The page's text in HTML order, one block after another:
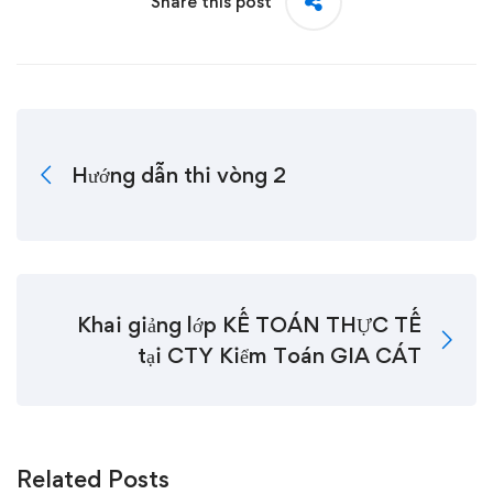
Hướng dẫn thi vòng 2
Khai giảng lớp KẾ TOÁN THỰC TẾ
tại CTY Kiểm Toán GIA CÁT
Related Posts